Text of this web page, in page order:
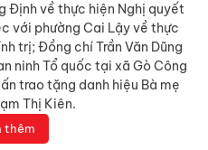
Định về thực hiện Nghị quyết
với phường Cai Lậy về thực
trị; Đồng chí Trần Văn Dũng
ninh Tổ quốc tại xã Gò Công
trao tặng danh hiệu Bà mẹ
Thị Kiên.
thêm